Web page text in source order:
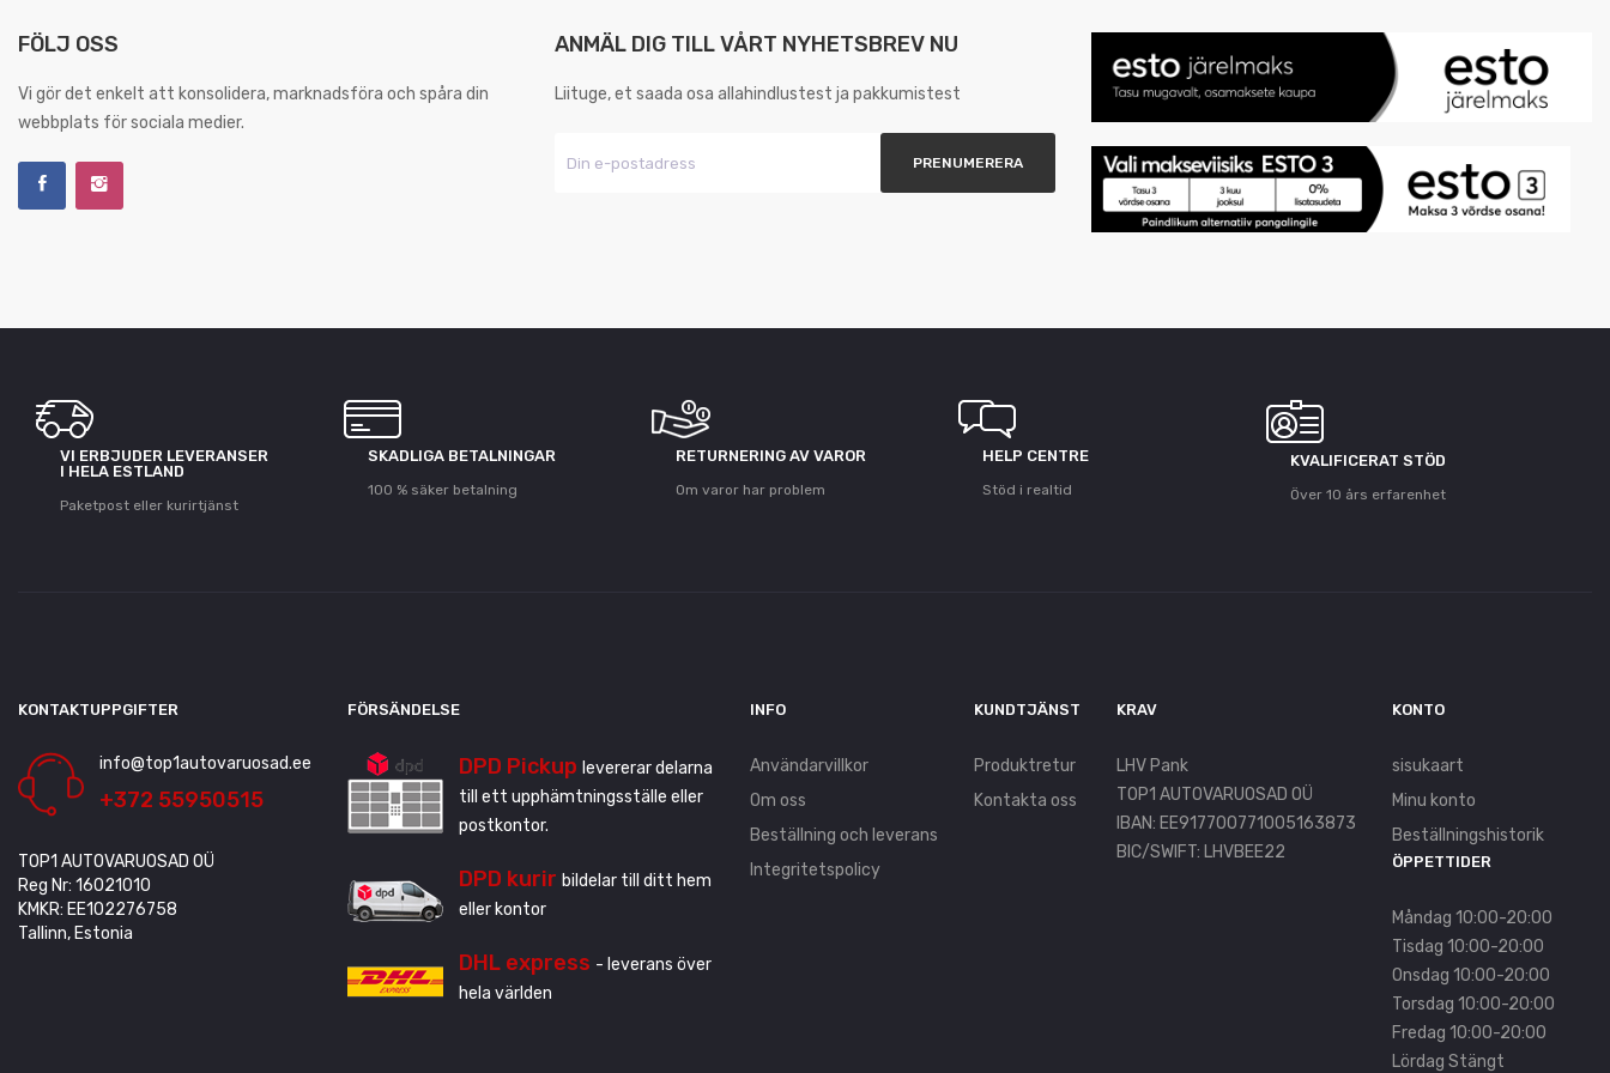
FÖLJ OSS
Vi gör det enkelt att konsolidera, marknadsföra och spåra din
webbplats för sociala medier.
ANMÄL DIG TILL VÅRT NYHETSBREV NU
Liituge, et saada osa allahindlustest ja pakkumistest
VI ERBJUDER LEVERANSER
I HELA ESTLAND
Paketpost eller kurirtjänst
SKADLIGA BETALNINGAR
100 % säker betalning
RETURNERING AV VAROR
Om varor har problem
HELP CENTRE
Stöd i realtid
KVALIFICERAT STÖD
Över 10 års erfarenhet
KONTAKTUPPGIFTER
info@top1autovaruosad.ee
+372 55950515
TOP1 AUTOVARUOSAD OÜ
Reg Nr: 16021010
KMKR: EE102276758
Tallinn, Estonia
FÖRSÄNDELSE
DPD Pickup levererar delarna
till ett upphämtningsställe eller
postkontor.
DPD kurir bildelar till ditt hem
eller kontor
DHL express - leverans över
hela världen
INFO
Användarvillkor
Om oss
Beställning och leverans
Integritetspolicy
KUNDTJÄNST
Produktretur
Kontakta oss
KRAV
LHV Pank
TOP1 AUTOVARUOSAD OÜ
IBAN: EE917700771005163873
BIC/SWIFT: LHVBEE22
KONTO
sisukaart
Minu konto
Beställningshistorik
ÖPPETTIDER
Måndag 10:00-20:00
Tisdag 10:00-20:00
Onsdag 10:00-20:00
Torsdag 10:00-20:00
Fredag 10:00-20:00
Lördag Stängt